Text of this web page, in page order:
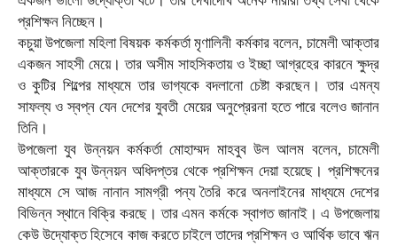
প্রশিক্ষন নিচ্ছেন।
কচুয়া উপজেলা মহিলা বিষয়ক কর্মকর্তা মৃণালিনী কর্মকার বলেন, চামেলী আক্তার
একজন সাহসী মেয়ে। তার অসীম সাহসিকতায় ও ইচ্ছা আগ্রহের কারনে ক্ষুদ্র
ও কুটির শিল্পের মাধ্যমে তার ভাগ্যকে বদলানো চেষ্টা করছেন। তার এমন্য
সাফল্য ও স্বপ্ন যেন দেশের যুবতী মেয়ের অনুপ্রেরনা হতে পারে বলেও জানান
তিনি।
উপজেলা যুব উন্নয়ন কর্মকর্তা মোহাম্মদ মাহবুব উল আলম বলেন, চামেলী
আক্তারকে যুব উন্নয়ন অধিদপ্তর থেকে প্রশিক্ষন দেয়া হয়েছে। প্রশিক্ষনের
মাধ্যমে সে আজ নানান সামগ্রী পন্য তৈরি করে অনলাইনের মাধ্যমে দেশের
বিভিন্ন স্থানে বিক্রি করছে। তার এমন কর্মকে স্বাগত জানাই। এ উপজেলায়
কেউ উদ্যোক্ত হিসেবে কাজ করতে চাইলে তাদের প্রশিক্ষন ও আর্থিক ভাবে ঋন